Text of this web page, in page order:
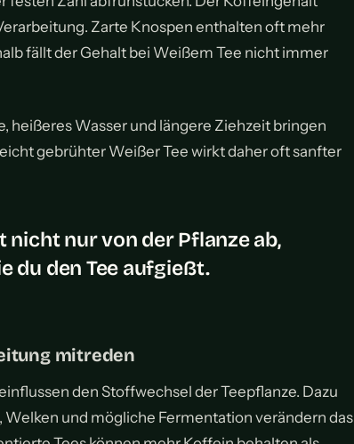
Zarte Knospen enthalten oft mehr
fällt der Gehalt bei Weißem Tee nicht immer
heißeres Wasser und längere Ziehzeit bringen
gebrühter Weißer Tee wirkt daher oft sanfter
nur von der Pflanze ab,
du den Tee aufgießt.
mitreden
den Stoffwechsel der Teepflanze. Dazu
und mögliche Fermentation verändern das